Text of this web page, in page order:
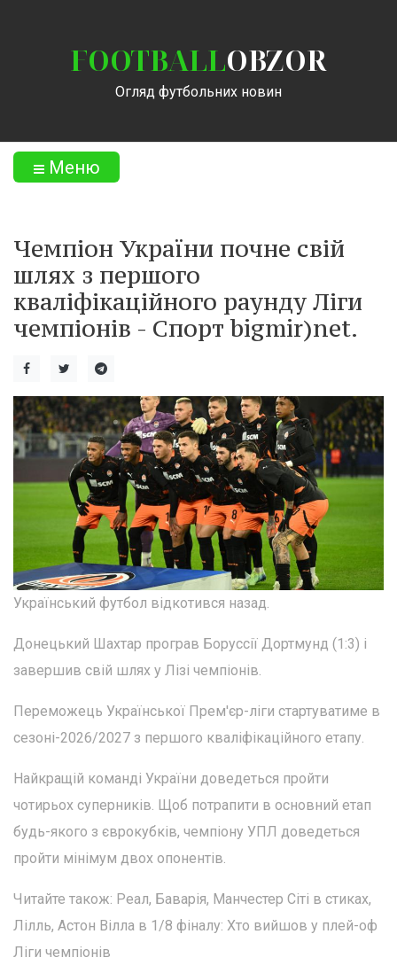
FOOTBALLOBZOR
Огляд футбольних новин
Меню
Чемпіон України почне свій
шлях з першого
кваліфікаційного раунду Ліги
чемпіонів - Спорт bigmir)net.
Український футбол відкотився назад.
Донецький Шахтар програв Боруссії Дортмунд (1:3) і
завершив свій шлях у Лізі чемпіонів.
Переможець Української Прем'єр-ліги стартуватиме в
сезоні-2026/2027 з першого кваліфікаційного етапу.
Найкращій команді України доведеться пройти
чотирьох суперників. Щоб потрапити в основний етап
будь-якого з єврокубків, чемпіону УПЛ доведеться
пройти мінімум двох опонентів.
Читайте також: Реал, Баварія, Манчестер Сіті в стиках,
Лілль, Астон Вілла в 1/8 фіналу: Хто вийшов у плей-оф
Ліги чемпіонів